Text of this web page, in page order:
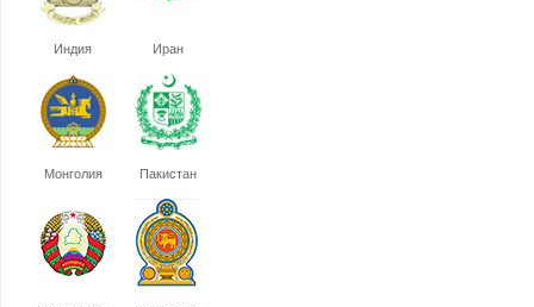
Индия Иран
Монголия Пакистан